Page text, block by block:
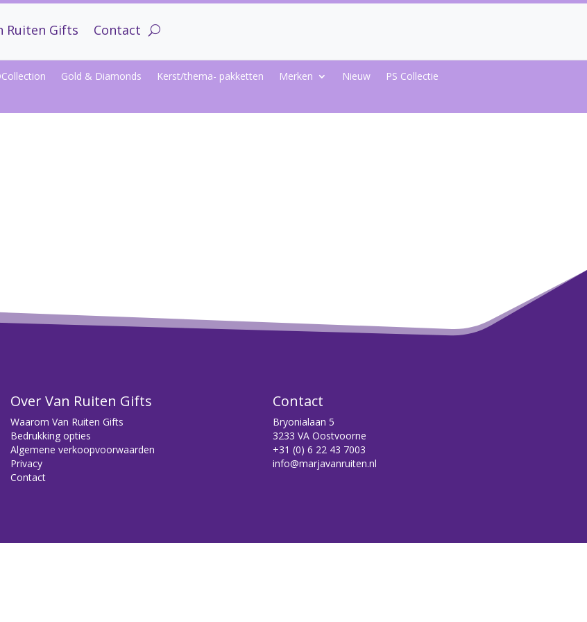
Ruiten Gifts Contact
Gold & Diamonds Kerst/thema- pakketten Merken Nieuw
PS Collectie
Over Van Ruiten Gifts
Waarom Van Ruiten Gifts
Bedrukking opties
Algemene verkoopvoorwaarden
Privacy
Contact
Contact
Bryonialaan 5
3233 VA Oostvoorne
+31 (0) 6 22 43 7003
info@marjavanruiten.nl